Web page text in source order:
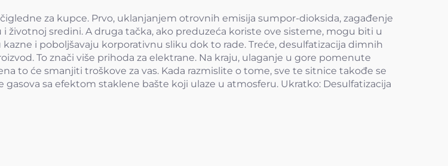
za kupce. Prvo, uklanjanjem otrovnih emisija sumpor-dioksida, zagađenje
životnoj sredini. A druga tačka, ako preduzeća koriste ove sisteme, mogu biti u
i poboljšavaju korporativnu sliku dok to rade. Treće, desulfatizacija dimnih
To znači više prihoda za elektrane. Na kraju, ulaganje u gore pomenute
to će smanjiti troškove za vas. Kada razmislite o tome, sve te sitnice takođe se
sa efektom staklene bašte koji ulaze u atmosferu. Ukratko: Desulfatizacija